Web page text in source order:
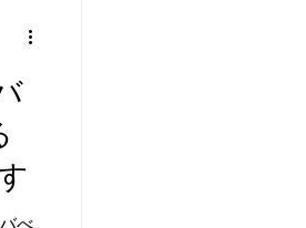
放
て
ポ
を
べ